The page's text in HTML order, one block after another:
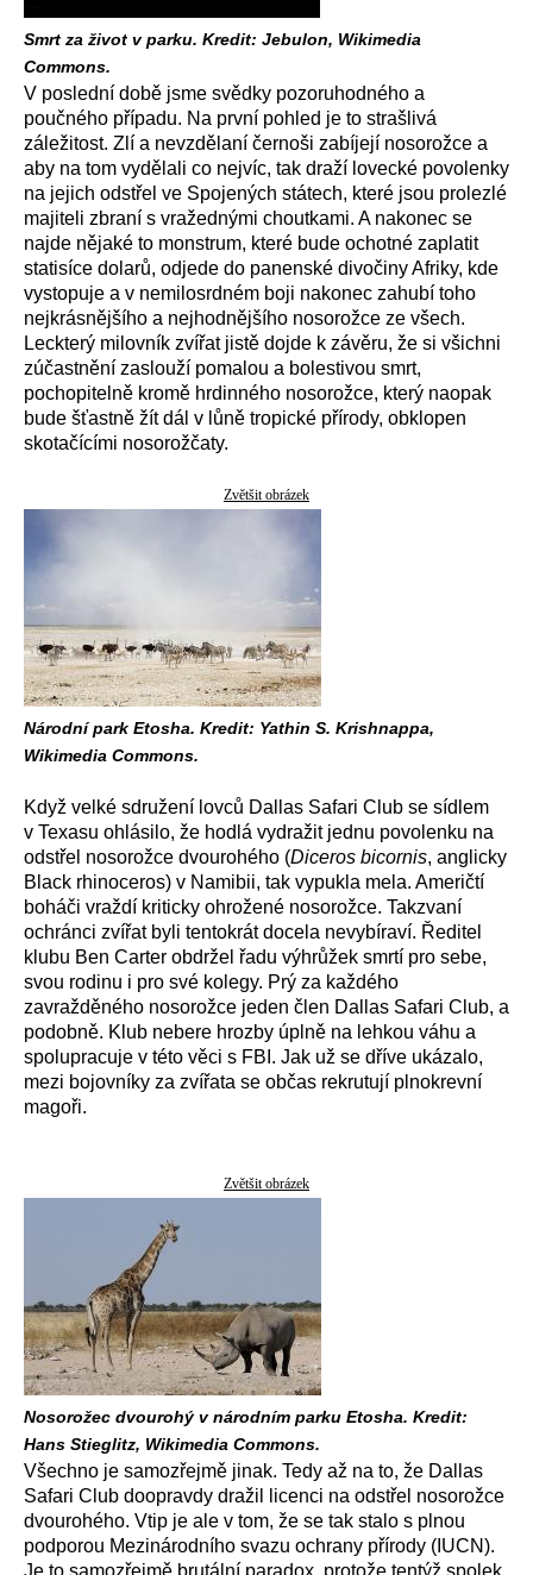
Smrt za život v parku. Kredit: Jebulon, Wikimedia
Commons.
V poslední době jsme svědky pozoruhodného a
poučného případu. Na první pohled je to strašlivá
záležitost. Zlí a nevzdělaní černoši zabíjejí nosorožce a
aby na tom vydělali co nejvíc, tak draží lovecké povolenky
na jejich odstřel ve Spojených státech, které jsou prolezlé
majiteli zbraní s vražednými choutkami. A nakonec se
najde nějaké to monstrum, které bude ochotné zaplatit
statisíce dolarů, odjede do panenské divočiny Afriky, kde
vystopuje a v nemilosrdném boji nakonec zahubí toho
nejkrásnějšího a nejhodnějšího nosorožce ze všech.
Leckterý milovník zvířat jistě dojde k závěru, že si všichni
zúčastnění zaslouží pomalou a bolestivou smrt,
pochopitelně kromě hrdinného nosorožce, který naopak
bude šťastně žít dál v lůně tropické přírody, obklopen
skotačícími nosorožčaty.
Zvětšit obrázek
Národní park Etosha. Kredit: Yathin S. Krishnappa,
Wikimedia Commons.
Když velké sdružení lovců Dallas Safari Club se sídlem
v Texasu ohlásilo, že hodlá vydražit jednu povolenku na
odstřel nosorožce dvourohého (Diceros bicornis, anglicky
Black rhinoceros) v Namibii, tak vypukla mela. Američtí
boháči vraždí kriticky ohrožené nosorožce. Takzvaní
ochránci zvířat byli tentokrát docela nevybíraví. Ředitel
klubu Ben Carter obdržel řadu výhrůžek smrtí pro sebe,
svou rodinu i pro své kolegy. Prý za každého
zavražděného nosorožce jeden člen Dallas Safari Club, a
podobně. Klub nebere hrozby úplně na lehkou váhu a
spolupracuje v této věci s FBI. Jak už se dříve ukázalo,
mezi bojovníky za zvířata se občas rekrutují plnokrevní
magoři.
Zvětšit obrázek
Nosorožec dvourohý v národním parku Etosha. Kredit:
Hans Stieglitz, Wikimedia Commons.
Všechno je samozřejmě jinak. Tedy až na to, že Dallas
Safari Club doopravdy dražil licenci na odstřel nosorožce
dvourohého. Vtip je ale v tom, že se tak stalo s plnou
podporou Mezinárodního svazu ochrany přírody (IUCN).
Je to samozřejmě brutální paradox, protože tentýž spolek,